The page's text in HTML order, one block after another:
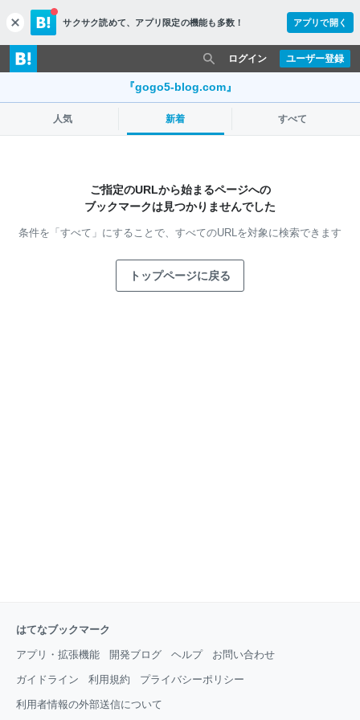
c
l
o
s
サクサク読めて、 アプリ限定の機能も多数！ アプリで開く
ユーザー登録
ログイン
『gogo5-blog.com』
人気 新着 すべて
ご指定のURLから始まるページへの
ブックマークは見つかりませんでした
条件を「すべて」にすることで、 すべてのURLを対象に検索できます
トップページに戻る
はてなブックマーク
アプリ・拡張機能 開発ブログ ヘルプ お問い合わせ
ガイドライン 利用規約 プライバシーポリシー
利用者情報の外部送信について